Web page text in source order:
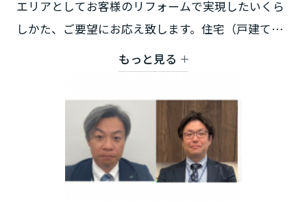
エリアとしてお客様のリフォームで実現したいくら
しかた、ご要望にお応え致します。住宅（戸建て・
マンション）・店舗・商業ビル等あらゆる建物を手
掛けており、お客様の夢を形にするお手伝いが出来
ればと考えています。お近くにお寄りの際はお気軽
にご相談お立ち寄り下さい。スタッフ一同心よりお
待ちしております。
【池袋営業課】・・ミサワホームオーナー様の住宅•
アパートのメンテナンス、リフォーム&リノベーシ
もっと見る
岡山県